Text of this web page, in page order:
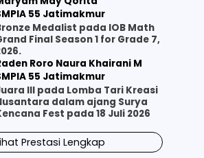
55 Jatimakmur
Medalist pada IOB Math
Final Season 1 for Grade 7,
Roro Naura Khairani M
55 Jatimakmur
III pada Lomba Tari Kreasi
dalam ajang Surya
Fest pada 18 Juli 2026
Prestasi Lengkap